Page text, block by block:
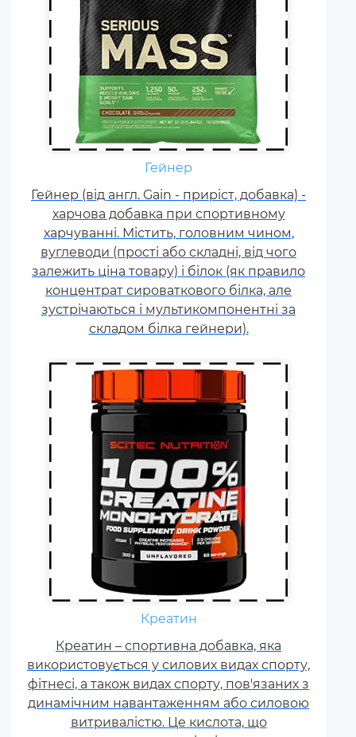
Гейнер
Гейнер (від англ. Gain - приріст, добавка) -
харчова добавка при спортивному
харчуванні. Містить, головним чином,
вуглеводи (прості або складні, від чого
залежить ціна товару) і білок (як правило
концентрат сироваткового білка, але
зустрічаються і мультикомпонентні за
складом білка гейнери).
Креатин – спортивна добавка,
силових видах спорту, фітнесі, а
також видах спорту, пов'язаних
з динамічним навантаженням
або силовою витривалістю. Це
кислота, що синтезується в
організмі людини в скелетних
м'язах.
Креатин
Креатин – спортивна добавка, яка
використовується у силових видах спорту,
фітнесі, а також видах спорту, пов'язаних з
динамічним навантаженням або силовою
витривалістю. Це кислота, що
Щодня кожному спортсмену
необхідні вітаміни групи В,
карнітин. вітамін Т, вітаміни С, D,
E, F. Постійні тренування,
фізичні та психологічні
навантаження, змагання
збільшують добову норму
вітамінів та мінералів у 1,5-2